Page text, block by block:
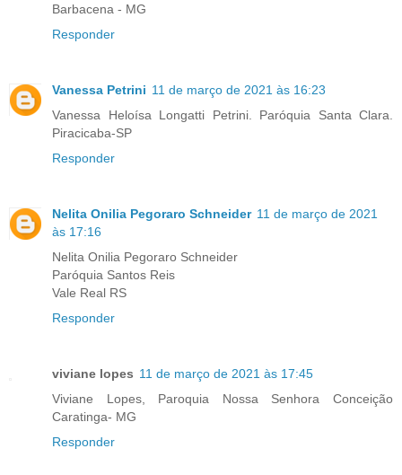
Barbacena - MG
Responder
Vanessa Petrini 11 de março de 2021 às 16:23
Vanessa Heloísa Longatti Petrini. Paróquia Santa Clara.
Piracicaba-SP
Responder
Nelita Onilia Pegoraro Schneider 11 de março de 2021
às 17:16
Nelita Onilia Pegoraro Schneider
Paróquia Santos Reis
Vale Real RS
Responder
viviane lopes 11 de março de 2021 às 17:45
Viviane Lopes, Paroquia Nossa Senhora Conceição
Caratinga- MG
Responder